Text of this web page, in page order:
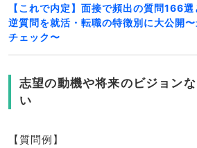
【これで内定】面接で頻出の質問166
逆質問を就活・転職の特徴別に大公開
チェック〜
志望の動機や将来のビジョン
い
【質問例】